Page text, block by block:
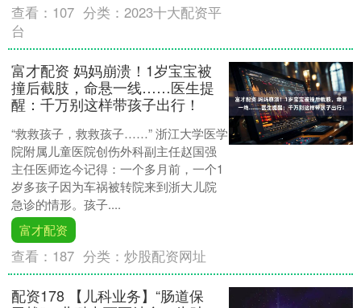
查看： 107 分类：2023十大配资平
台
富才配资 妈妈崩溃！1岁宝宝被
撞后截肢，命悬一线……医生提
醒：千万别这样带孩子出行！
“救救孩子，救救孩子……” 浙江大学医学
院附属儿童医院创伤外科副主任赵国强
主任医师迄今记得：一个多月前，一个1
岁多孩子因为车祸被转院来到浙大儿院
急诊的情形。孩子....
富才配资
查看： 187 分类：炒股配资网址
配资178 【儿科业务】“肠道保